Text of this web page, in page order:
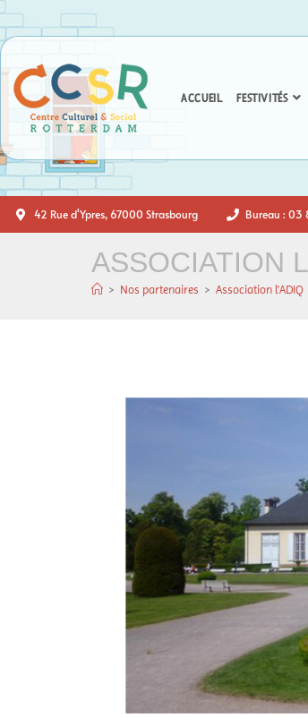
ACCUEIL FESTIVITÉS
42 Rue d'Ypres, 67000 Strasbourg Bureau : 03
ASSOCIATION
> Nos partenaires > Association l’ADIQ